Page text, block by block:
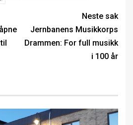
Neste sak
Jernbanens Musikkorps
Drammen: For full musikk
i 100 år